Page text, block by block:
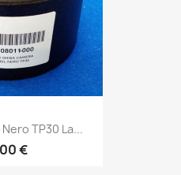
TP30 La...
€